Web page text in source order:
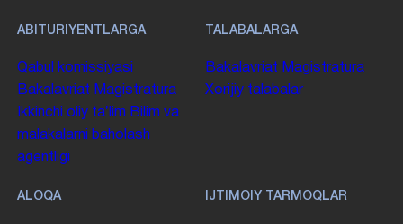
ABITURIYENTLARGA
Qabul komissiyasi
Bakalavriat Magistratura
Ikkinchi oliy taʼlim Bilim va
malakalarni baholash
agentligi
TALABALARGA
Bakalavriat Magistratura
Xorijiy talabalar
ALOQA IJTIMOIY TARMOQLAR